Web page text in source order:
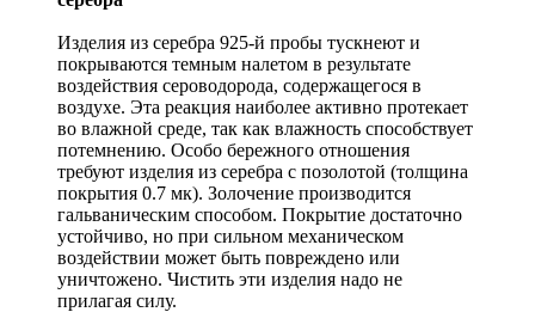
Изделия из серебра 925-й пробы тускнеют и
покрываются темным налетом в результате
воздействия сероводорода, содержащегося в
воздухе. Эта реакция наиболее активно протекает
во влажной среде, так как влажность способствует
потемнению. Особо бережного отношения
требуют изделия из серебра с позолотой (толщина
покрытия 0.7 мк). Золочение производится
гальваническим способом. Покрытие достаточно
устойчиво, но при сильном механическом
воздействии может быть повреждено или
уничтожено. Чистить эти изделия надо не
прилагая силу.